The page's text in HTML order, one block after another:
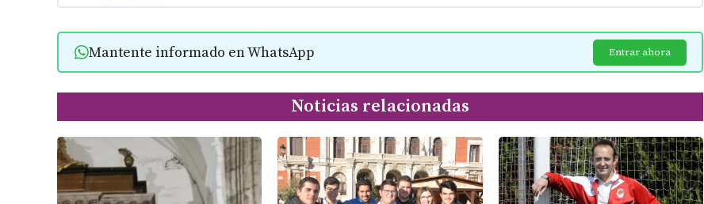
Mantente informado en WhatsApp Entrar ahora
Noticias relacionadas